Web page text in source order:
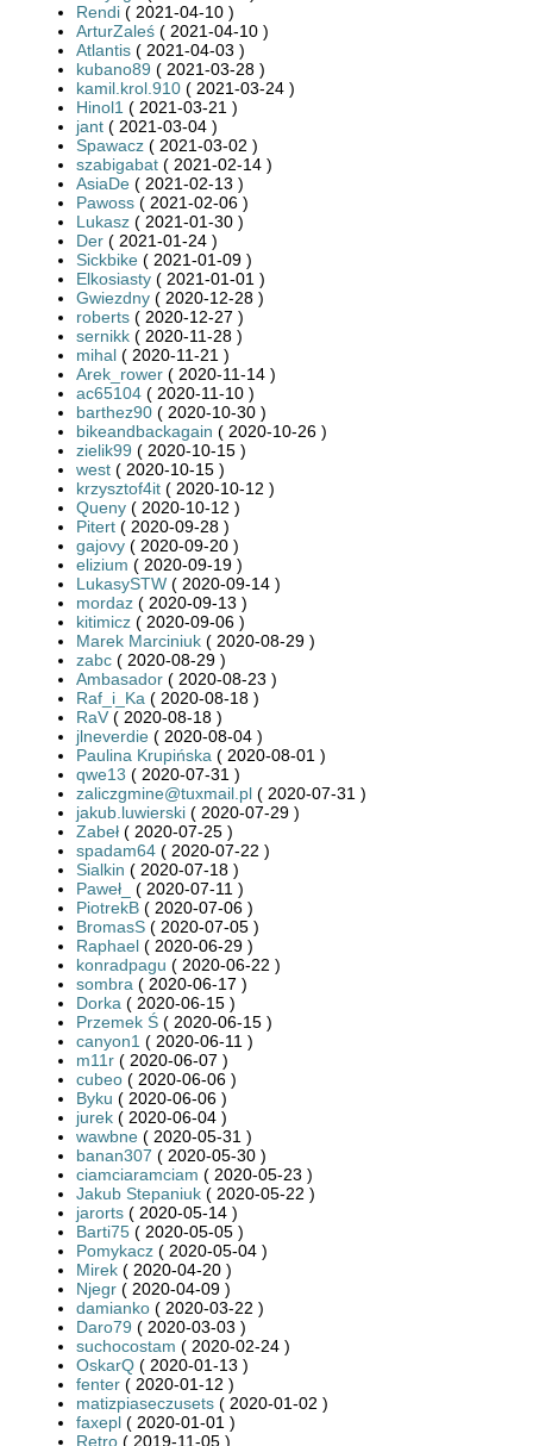
Rendi ( 2021-04-10 )
ArturZaleś ( 2021-04-10 )
Atlantis ( 2021-04-03 )
kubano89 ( 2021-03-28 )
kamil.krol.910 ( 2021-03-24 )
Hinol1 ( 2021-03-21 )
jant ( 2021-03-04 )
Spawacz ( 2021-03-02 )
szabigabat ( 2021-02-14 )
AsiaDe ( 2021-02-13 )
Pawoss ( 2021-02-06 )
Lukasz ( 2021-01-30 )
Der ( 2021-01-24 )
Sickbike ( 2021-01-09 )
Elkosiasty ( 2021-01-01 )
Gwiezdny ( 2020-12-28 )
roberts ( 2020-12-27 )
sernikk ( 2020-11-28 )
mihal ( 2020-11-21 )
Arek_rower ( 2020-11-14 )
ac65104 ( 2020-11-10 )
barthez90 ( 2020-10-30 )
bikeandbackagain ( 2020-10-26 )
zielik99 ( 2020-10-15 )
west ( 2020-10-15 )
krzysztof4it ( 2020-10-12 )
Queny ( 2020-10-12 )
Pitert ( 2020-09-28 )
gajovy ( 2020-09-20 )
elizium ( 2020-09-19 )
LukasySTW ( 2020-09-14 )
mordaz ( 2020-09-13 )
kitimicz ( 2020-09-06 )
Marek Marciniuk ( 2020-08-29 )
zabc ( 2020-08-29 )
Ambasador ( 2020-08-23 )
Raf_i_Ka ( 2020-08-18 )
RaV ( 2020-08-18 )
jlneverdie ( 2020-08-04 )
Paulina Krupińska ( 2020-08-01 )
qwe13 ( 2020-07-31 )
zaliczgmine@tuxmail.pl ( 2020-07-31 )
jakub.luwierski ( 2020-07-29 )
Zabeł ( 2020-07-25 )
spadam64 ( 2020-07-22 )
Sialkin ( 2020-07-18 )
Paweł_
( 2020-07-11 )
PiotrekB ( 2020-07-06 )
BromasS ( 2020-07-05 )
Raphael ( 2020-06-29 )
konradpagu ( 2020-06-22 )
sombra ( 2020-06-17 )
Dorka ( 2020-06-15 )
Przemek Ś ( 2020-06-15 )
canyon1 ( 2020-06-11 )
m11r ( 2020-06-07 )
cubeo ( 2020-06-06 )
Byku ( 2020-06-06 )
jurek ( 2020-06-04 )
wawbne ( 2020-05-31 )
banan307 ( 2020-05-30 )
ciamciaramciam ( 2020-05-23 )
Jakub Stepaniuk ( 2020-05-22 )
jarorts ( 2020-05-14 )
Barti75 ( 2020-05-05 )
Pomykacz ( 2020-05-04 )
Mirek ( 2020-04-20 )
Njegr ( 2020-04-09 )
damianko ( 2020-03-22 )
Daro79 ( 2020-03-03 )
suchocostam ( 2020-02-24 )
OskarQ ( 2020-01-13 )
fenter ( 2020-01-12 )
matizpiaseczusets ( 2020-01-02 )
faxepl ( 2020-01-01 )
Retro ( 2019-11-05 )